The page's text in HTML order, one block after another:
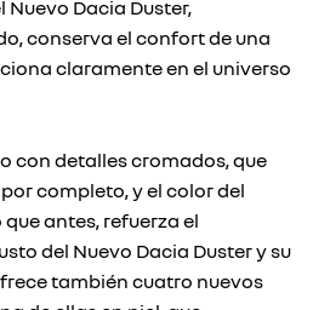
Nuevo Dacia Duster,
conserva el confort de una
claramente en el universo
con detalles cromados, que
completo, y el color del
antes, refuerza el
del Nuevo Dacia Duster y su
también cuatro nuevos